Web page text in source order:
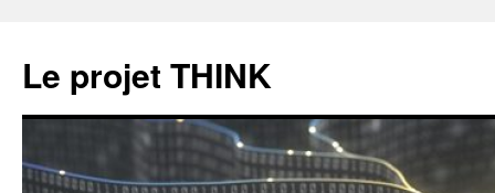
Le projet THINK